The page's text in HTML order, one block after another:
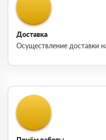
Доставка
Осуществление доставки